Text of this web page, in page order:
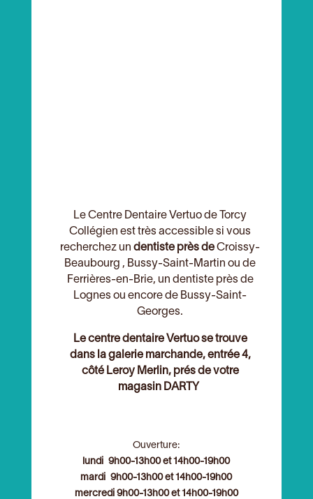
Le Centre Dentaire Vertuo de Torcy
Collégien est très accessible si vous
recherchez undentiste près deCroissy-
Beaubourg , Bussy-Saint-Martin ou de
Ferrières-en-Brie, un dentiste près de
Lognes ou encore de Bussy-Saint-
Georges.
Le centre dentaire Vertuo se trouve
dans la galerie marchande, entrée 4,
côté Leroy Merlin, prés de votre
magasin DARTY
Ouverture:
lundi 9h00-13h00et14h00-19h00
mardi 9h00-13h00 et 14h00-19h00
mercredi 9h00-13h00 et 14h00-19h00